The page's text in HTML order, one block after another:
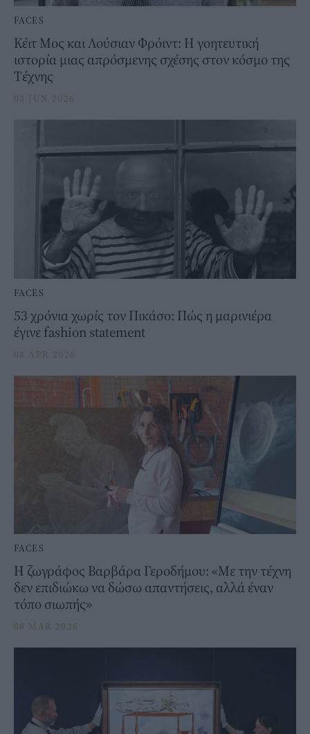
FACES
Κέιτ Μος και Λούσιαν Φρόιντ: Η γοητευτική
ιστορία μιας απρόσμενης σχέσης στον κόσμο της
Tέχνης
03 JUN 2026
FACES
53 χρόνια χωρίς τον Πικάσο: Πώς η μαρινιέρα
έγινε fashion statement
08 APR 2026
FACES
Η ζωγράφος Βαρβάρα Γεροδήμου: «Με την τέχνη
δεν επιδιώκω να δώσω απαντήσεις, αλλά έναν
τόπο σιωπής»
08 MAR 2026